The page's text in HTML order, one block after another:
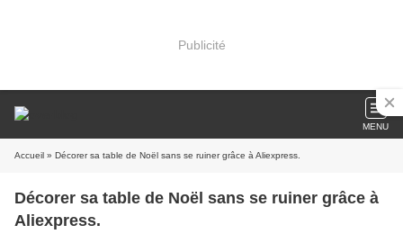
Publicité
MENU
Accueil » Décorer sa table de Noël sans se ruiner grâce à Aliexpress.
Décorer sa table de Noël sans se ruiner grâce à
Aliexpress.